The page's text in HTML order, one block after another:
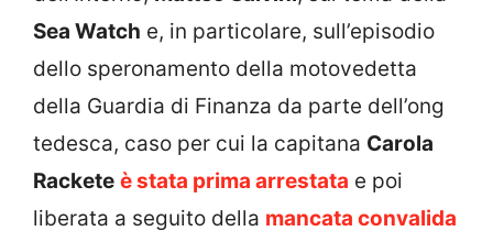
Sea Watch e, in particolare, sull’episodio
dello speronamento della motovedetta
della Guardia di Finanza da parte dell’ong
tedesca, caso per cui la capitana Carola
Rackete è stata prima arrestata e poi
liberata a seguito della mancata convalida